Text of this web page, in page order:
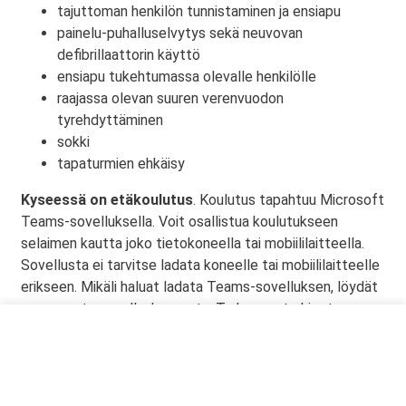
tajuttoman henkilön tunnistaminen ja ensiapu
painelu-puhalluselvytys sekä neuvovan
defibrillaattorin käyttö
ensiapu tukehtumassa olevalle henkilölle
raajassa olevan suuren verenvuodon
tyrehdyttäminen
sokki
tapaturmien ehkäisy
Kyseessä on etäkoulutus. Koulutus tapahtuu Microsoft
Teams-sovelluksella. Voit osallistua koulutukseen
selaimen kautta joko tietokoneella tai mobiililaitteella.
Sovellusta ei tarvitse ladata koneelle tai mobiililaitteelle
erikseen. Mikäli haluat ladata Teams-sovelluksen, löydät
sen omasta sovelluskaupasta. Tarkemmat ohjeet